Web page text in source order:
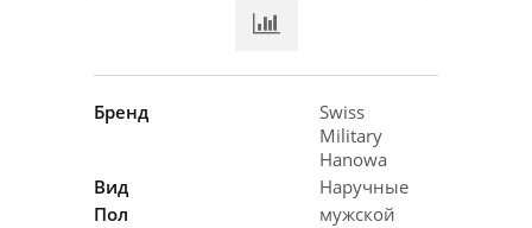
Бренд
Swiss
Military
Hanowa
Вид
Наручные
Пол
мужской